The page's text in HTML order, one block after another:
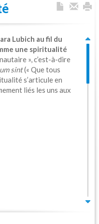
Lubich au fil du
une spiritualité
», c’est-à-dire
sint(« Que tous
s’articule en
liés les uns aux